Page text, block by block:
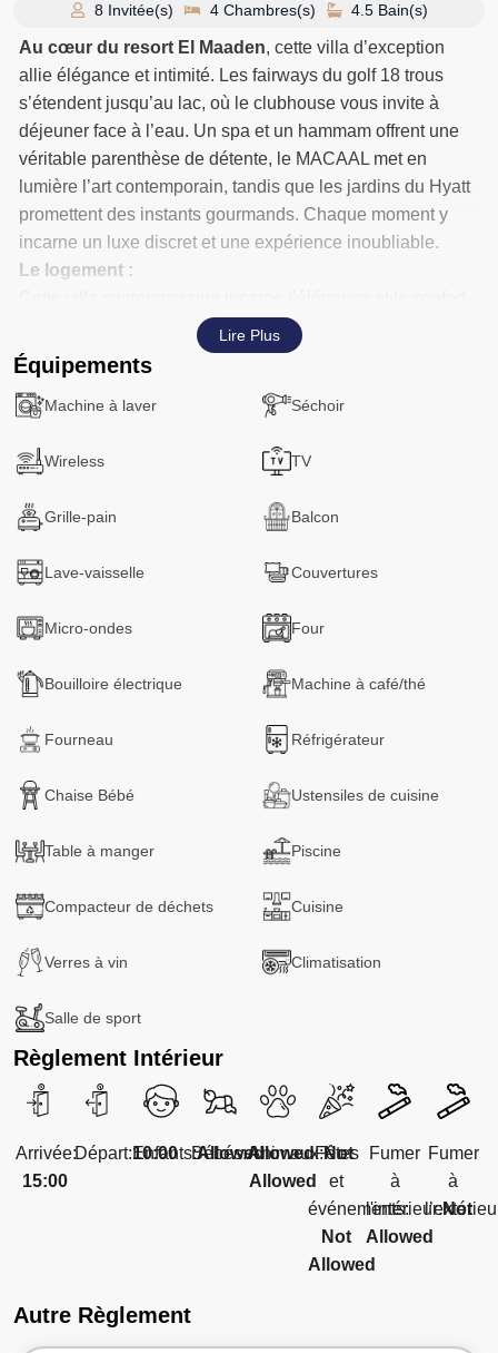
8 Invitée(s) 4 Chambres(s) 4.5 Bain(s)
Au cœur du resort El Maaden, cette villa d’exception
allie élégance et intimité. Les fairways du golf 18 trous
s’étendent jusqu’au lac, où le clubhouse vous invite à
déjeuner face à l’eau. Un spa et un hammam offrent une
véritable parenthèse de détente, le MACAAL met en
lumière l’art contemporain, tandis que les jardins du Hyatt
promettent des instants gourmands. Chaque moment y
incarne un luxe discret et une expérience inoubliable.
Le logement :
raffiné. Quatre suites lumineuses offrent chacune une vue
sur le jardin ou le golf depuis leur terrasse. Une literie haut
de gamme, des dressings Poliform ainsi que des
télévisions avec Netflix, Prime, Disney et chaînes
Le salon, ouvert sur le jardin et la piscine, mêle design et
d’exception et une superbe table à manger Armani au
chaque pièce, tandis qu’une terrasse, un billard, une table
piscine invitent à la relaxation.
appareils haut de gamme, complète ce havre de sérénité
instant.
Célébrations d’exception & expériences privées
idéal pour des moments inoubliables : anniversaires
célibataire, retraites intimistes ou événements sur mesure.
baignées de lumière, de la piscine aux jardins luxuriants
Lire Plus
Équipements
Machine à laver Séchoir
Wireless TV
Grille-pain Balcon
Lave-vaisselle Couvertures
Micro-ondes Four
Bouilloire électrique Machine à café/thé
Fourneau Réfrigérateur
Chaise Bébé Ustensiles de cuisine
Table à manger Piscine
Compacteur de déchets Cuisine
Verres à vin Climatisation
Salle de sport
Règlement Intérieur
Arrivée:
15:00
Départ:10:00
Enfants:Allowed
Bébés:Allowed
Animaux:Not
Allowed
Fêtes
et
événements:
Not
Allowed
Fumer
à
l'intérieur:Not
Allowed
Fumer
à
Autre Règlement